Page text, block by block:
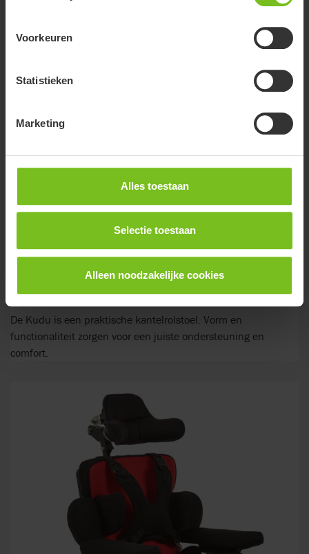
Voorkeuren
Statistieken
Marketing
Alles toestaan
Selectie toestaan
Alleen noodzakelijke cookies
R82 Kudu
De Kudu is een praktische kantelrolstoel. Vorm en
functionaliteit zorgen voor een juiste ondersteuning en
comfort.